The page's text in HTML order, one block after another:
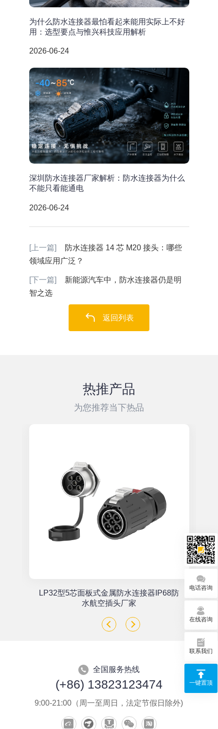
为什么防水连接器最怕看起来能用实际上不好
用：选型要点与惟兴科技应用解析
2026-06-24
深圳防水连接器厂家解析：防水连接器为什么
不能只看能通电
2026-06-24
[上一篇]
防水连接器 14 芯 M20 接头：哪些
领域应用广泛？
[下一篇]
新能源汽车中，防水连接器仍是明
智之选
返回列表
热推产品
为您推荐当下热品
LP32型5芯面板式金属防水连接器IP68防
水航空插头厂家
全国服务热线
(+86) 13823123474
9:00-21:00（周一至周日，法定节假日除外)
电话咨询
在线咨询
联系我们
一键置顶